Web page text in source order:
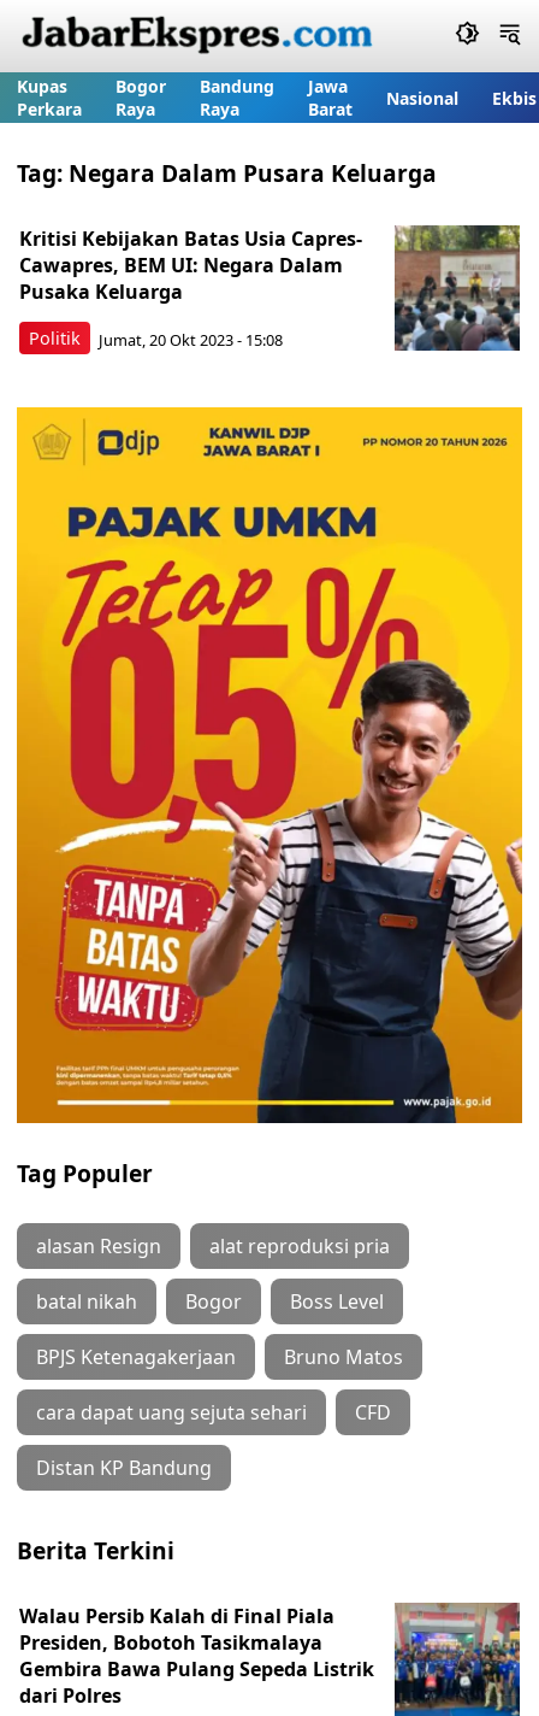
Kupas
Perkara
Bogor
Raya
Bandung
Raya
Jawa
Barat
Nasional Ekbis
Tag: Negara Dalam Pusara Keluarga
Politik
Kritisi Kebijakan Batas Usia Capres-
Cawapres, BEM UI: Negara Dalam
Pusaka Keluarga
Jumat, 20 Okt 2023 - 15:08
Tag Populer
alasan Resign alat reproduksi pria
batal nikah Bogor Boss Level
BPJS Ketenagakerjaan Bruno Matos
cara dapat uang sejuta sehari CFD
Distan KP Bandung
Berita Terkini
Walau Persib Kalah di Final Piala
Presiden, Bobotoh Tasikmalaya
Gembira Bawa Pulang Sepeda Listrik
dari Polres